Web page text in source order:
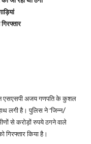
एसएसपी अजय गणपति के कुशल
लगी है। पुलिस ने ‘जिन्न/
से करोड़ों रुपये ठगने वाले
गिरफ्तार किया है।